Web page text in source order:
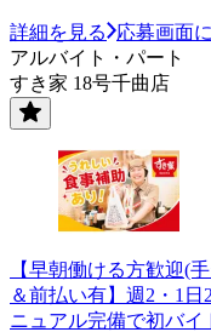
詳細を見る
応募画面
アルバイト・パート
すき家 18号千曲店
【早朝働ける方歓迎(
＆前払い有】週2・1
ニュアル完備で初バ